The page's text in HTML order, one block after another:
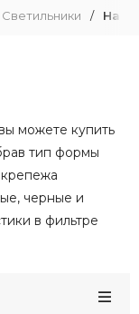
Светильники /
можете купить
тип формы
крепежа
черные и
в фильтре